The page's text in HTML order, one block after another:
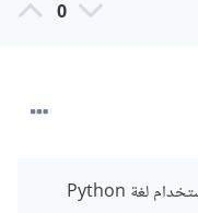
0
اول شي ادخل دورة تطوير التطبيقات باستخدام لغة Python